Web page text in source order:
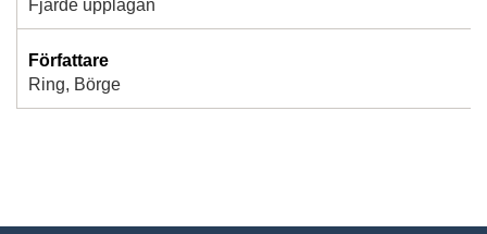
Fjärde upplagan
Författare
Ring, Börge